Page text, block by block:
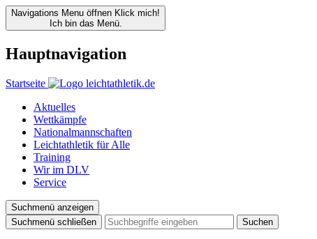
Navigations Menu öffnen Klick mich!
Ich bin das Menü.
Hauptnavigation
Startseite
Aktuelles
Wettkämpfe
Nationalmannschaften
Leichtathletik für Alle
Training
Wir im DLV
Service
Suchmenü anzeigen
Suchmenü schließen
Suchen